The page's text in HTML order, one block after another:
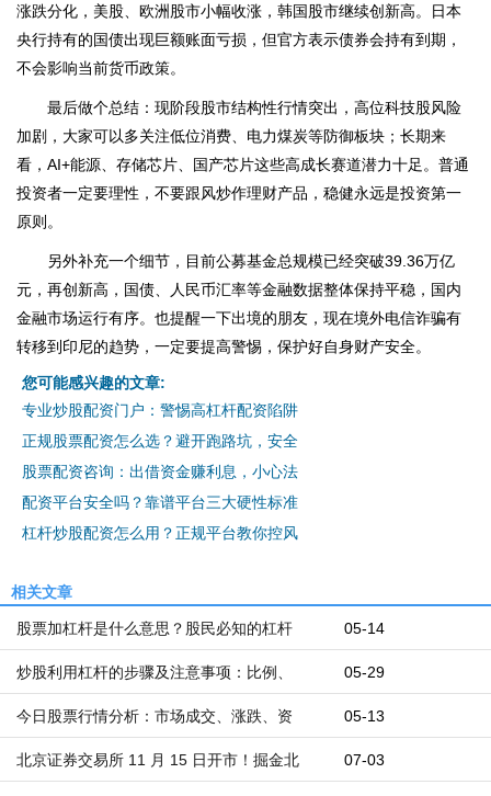
涨跌分化，美股、欧洲股市小幅收涨，韩国股市继续创新高。日本
央行持有的国债出现巨额账面亏损，但官方表示债券会持有到期，
不会影响当前货币政策。
最后做个总结：现阶段股市结构性行情突出，高位科技股风险
加剧，大家可以多关注低位消费、电力煤炭等防御板块；长期来
看，AI+能源、存储芯片、国产芯片这些高成长赛道潜力十足。普通
投资者一定要理性，不要跟风炒作理财产品，稳健永远是投资第一
原则。
另外补充一个细节，目前公募基金总规模已经突破39.36万亿
元，再创新高，国债、人民币汇率等金融数据整体保持平稳，国内
金融市场运行有序。也提醒一下出境的朋友，现在境外电信诈骗有
转移到印尼的趋势，一定要提高警惕，保护好自身财产安全。
您可能感兴趣的文章:
专业炒股配资门户：警惕高杠杆配资陷阱
正规股票配资怎么选？避开跑路坑，安全
股票配资咨询：出借资金赚利息，小心法
配资平台安全吗？靠谱平台三大硬性标准
杠杆炒股配资怎么用？正规平台教你控风
相关文章
05-14
股票加杠杆是什么意思？股民必知的杠杆
05-29
炒股利用杠杆的步骤及注意事项：比例、
05-13
今日股票行情分析：市场成交、涨跌、资
07-03
北京证券交易所 11 月 15 日开市！掘金北